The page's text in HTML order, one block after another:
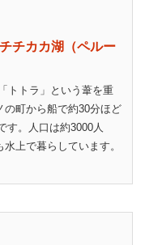
チカカ湖（ペルー
トトラ」という葦を重
の町から船で約30分ほど
す。人口は約3000人
上で暮らしています。